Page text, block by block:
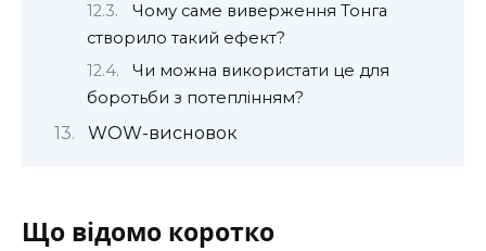
Чому саме виверження Тонга
створило такий ефект?
Чи можна використати це для
боротьби з потеплінням?
WOW-висновок
Що відомо коротко